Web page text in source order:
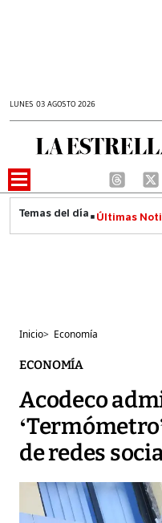
LUNES 03 AGOSTO 2026
Últimas
Inicio> Economía
ECONOMÍA
Acodeco
de redes